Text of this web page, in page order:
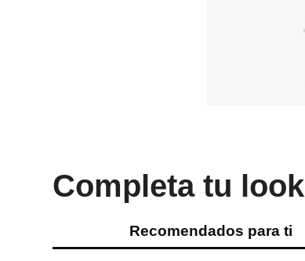
Completa tu look
Recomendados para ti